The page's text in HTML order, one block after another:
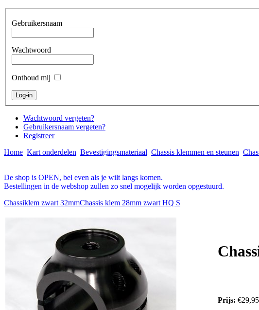
Gebruikersnaam
Wachtwoord
Onthoud mij
Wachtwoord vergeten?
Gebruikersnaam vergeten?
Registreer
Home Kart onderdelen Bevestigingsmateriaal Chassis klemmen en steunen
De shop is OPEN, bel even als je wilt langs komen.
Bestellingen in de webshop zullen zo snel mogelijk worden opgestuurd.
Chassiklem zwart 32mmChassis klem 28mm zwart HQ S
Prijs: €29,95